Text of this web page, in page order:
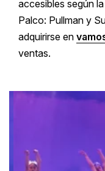
accesibles según
Palco: Pullman y
adquirirse en
ventas.